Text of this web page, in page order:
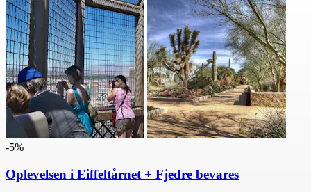
-5%
Oplevelsen i Eiffeltårnet + Fjedre bevares